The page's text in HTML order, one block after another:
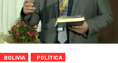
BOLIVIA POLÍTICA